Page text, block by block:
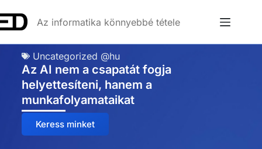
Az informatika könnyebbé tétele
Uncategorized @hu
Az AI nem a csapatát fogja
helyettesíteni, hanem a
munkafolyamataikat
Keress minket